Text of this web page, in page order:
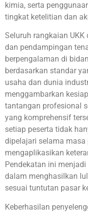
kimia, serta
tingkat ketelitian dan
Seluruh rangkaian
dan pendampingan
berpengalaman di
berdasarkan standar
usaha dan dunia
menggambarkan
tantangan profesional
yang komprehensif
setiap peserta tidak
dipelajari selama
mengaplikasikan
Pendekatan ini
dalam menghasilkan
sesuai tuntutan pasar
Keberhasilan